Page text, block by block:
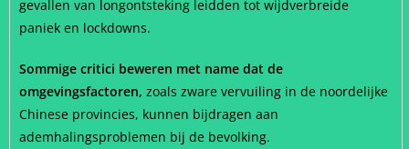
gevallen van longontsteking leidden tot wijdverbreide
paniek en lockdowns.
Sommige critici beweren met name dat de
omgevingsfactoren, zoals zware vervuiling in de noordelijke
Chinese provincies, kunnen bijdragen aan
ademhalingsproblemen bij de bevolking.